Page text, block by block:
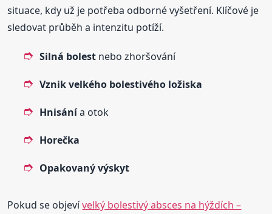
situace, kdy už je potřeba odborné vyšetření. Klíčové je
sledovat průběh a intenzitu potíží.
Silná bolest nebo zhoršování
Vznik velkého bolestivého ložiska
Hnisánía otok
Horečka
Opakovaný výskyt
Pokud se objevívelký bolestivý absces na hýždích –